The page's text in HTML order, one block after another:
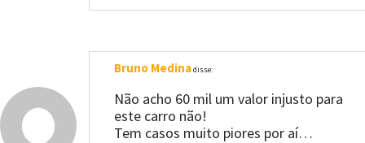
Bruno Medinadisse:
Não acho 60 mil um valor injusto para
este carro não!
Tem casos muito piores por aí…